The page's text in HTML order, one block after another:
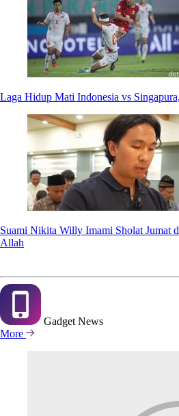
Laga Hidup Mati Indonesia vs
Suami Nikita Willy Imami Sholat Jumat
Allah
GadgetNews
More